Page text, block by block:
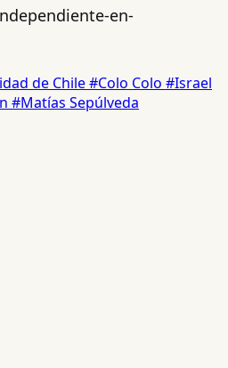
en-
de Chile#Colo Colo #Israel
#Matías Sepúlveda